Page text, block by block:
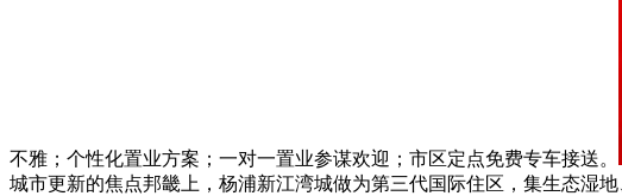
不雅；个性化置业方案；一对一置业参谋欢迎；市区定点免费专车接送。
城市更新的焦点邦畿上，杨浦新江湾城做为第三代国际住区，集生态湿